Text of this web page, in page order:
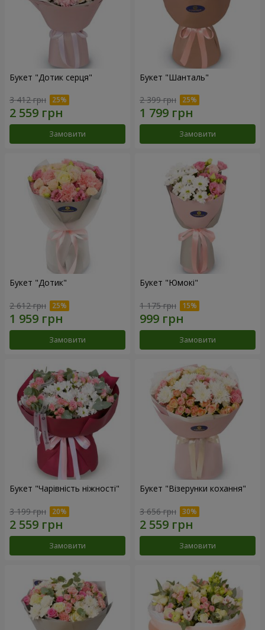
Букет "Дотик серця"
3 412 грн
Замовити
Букет "Шанталь"
2 399 грн
Замовити
Букет "Дотик"
2 612 грн
Замовити
Букет "Юмокі"
1 175 грн
Замовити
Букет "Чарівність ніжності"
3 199 грн
Замовити
Букет "Візерунки кохання"
3 656 грн
Замовити